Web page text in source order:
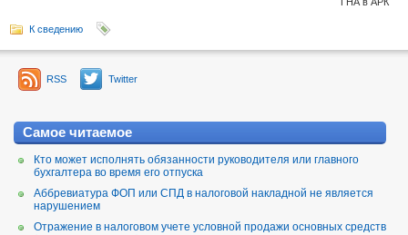
К сведению
RSS Twitter
Самое читаемое
Кто может исполнять обязанности руководителя или главного
бухгалтера во время его отпуска
Аббревиатура ФОП или СПД в налоговой накладной не является
нарушением
Отражение в налоговом учете условной продажи основных средств